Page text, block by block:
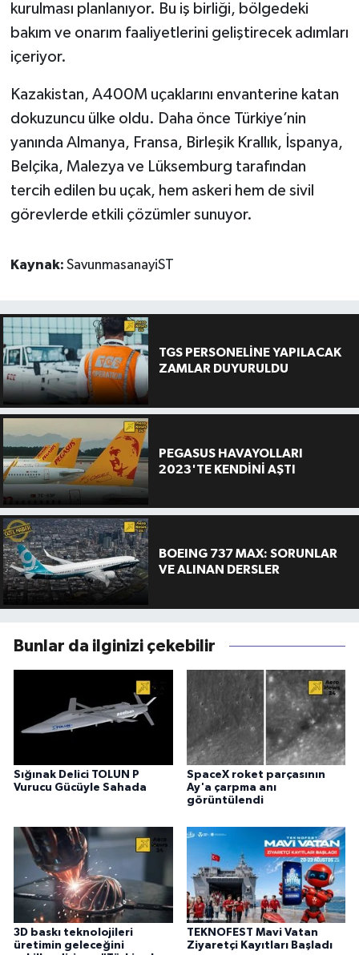
kurulması planlanıyor. Bu iş birliği, bölgedeki
bakım ve onarım faaliyetlerini geliştirecek adımları
içeriyor.
Kazakistan, A400M uçaklarını envanterine katan
dokuzuncu ülke oldu. Daha önce Türkiye’nin
yanında Almanya, Fransa, Birleşik Krallık, İspanya,
Belçika, Malezya ve Lüksemburg tarafından
tercih edilen bu uçak, hem askeri hem de sivil
görevlerde etkili çözümler sunuyor.
Kaynak: SavunmasanayiST
TGS PERSONELİNE YAPILACAK
ZAMLAR DUYURULDU
PEGASUS HAVAYOLLARI
2023'TE KENDİNİ AŞTI
BOEING 737 MAX: SORUNLAR
VE ALINAN DERSLER
Bunlar da ilginizi çekebilir
Sığınak Delici TOLUN P
Vurucu Gücüyle Sahada
SpaceX roket parçasının
Ay'a çarpma anı
görüntülendi
3D baskı teknolojileri
üretimin geleceğini
TEKNOFEST Mavi Vatan
Ziyaretçi Kayıtları Başladı